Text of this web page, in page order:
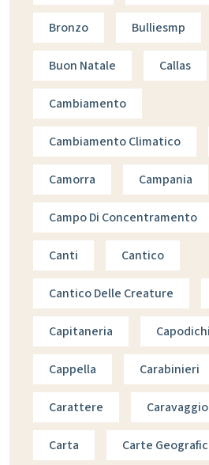
Bronzo Bulliesmp
Buon Natale Callas
Cambiamento
Cambiamento Climatico
Camorra Campania
Campo Di Concentramento
Canti Cantico
Cantico Delle Creature
Capitaneria
Cappella Carabinieri
Carattere Caravaggio
Carta Carte